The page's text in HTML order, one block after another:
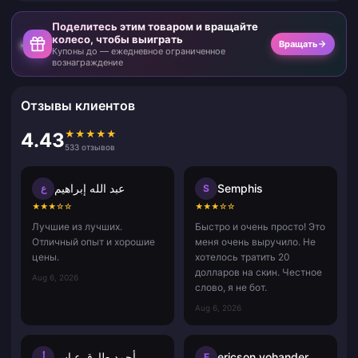
Поделитесь этим товаром и вращайте
колесо, чтобы выиграть
Купоны до — ежедневное ограниченное
вознаграждение
Вращать
Отзывы клиентов
4.43★ ★ ★ ★ ★
533 отзывов
ع عبد الله إبراهيم
★★★☆☆
Лучшие из лучших.
Отличный опыт и хорошие
цены.
Aug 6, 2026
S Semphis
★★★☆☆
Быстро и очень просто! Это
меня очень выручило. Не
хотелось тратить 20
долларов на скин. Честное
слово, я не бот.
Aug 6, 2026